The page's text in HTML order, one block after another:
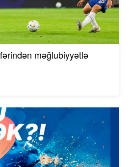
məğlubiyyətlə